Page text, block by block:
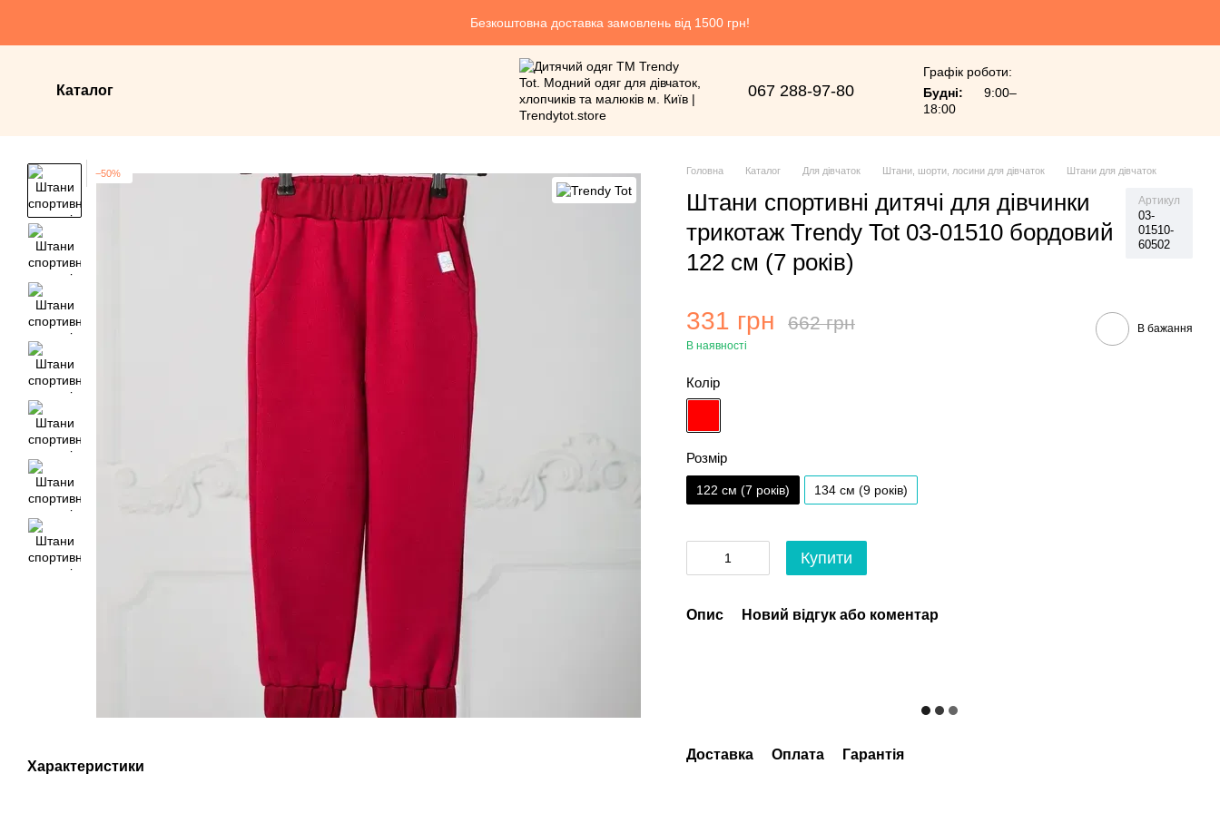
Безкоштовна доставка замовлень від 1500 грн!
Каталог 067 288-97-80
Графік роботи:
Будні:
9:00–
18:00
−50%
Характеристики
Головна Каталог Для дівчаток Штани, шорти, лосини для дівчаток Штани для дівчаток
Штани спортивні дитячі для дівчинки
трикотаж Trendy Tot 03-01510 бордовий
122 см (7 років)
Артикул
03-
01510-
60502
331 грн 662 грн
В наявності
В бажання
Колір
Розмір
122 см (7 років) 134 см (9 років)
Купити
Опис Новий відгук або коментар
Доставка Оплата Гарантія